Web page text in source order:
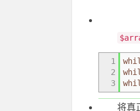
1
2
3
将真